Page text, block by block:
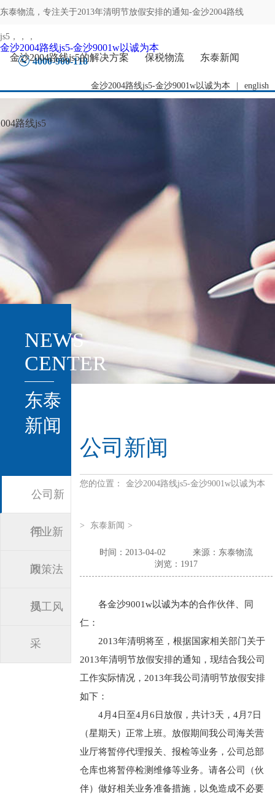
东泰物流，专注关于2013年清明节放假安排的通知-金沙2004路线
js5 ，，，
4000-900-118
金沙2004路线js5-金沙9001w以诚为本 english
金沙2004路线js5-金沙9001w以诚为本
金沙2004路线js5的解决方案
保税物流 东泰新闻
路线js5
NEWS
CENTER
东泰
新闻
公司新
闻
行业新
闻
政策法
规
员工风
采
公司新闻
您的位置： 金沙2004路线js5-金沙9001w以诚为本
> 东泰新闻 >
时间：2013-04-02
来源：东泰物流
浏览：1917
各金沙9001w以诚为本的合作伙伴、同
仁：
2013年清明将至，根据国家相关部门关于
2013年清明节放假安排的通知，现结合我公司
工作实际情况，2013年我公司清明节放假安排
如下：
4月4日至4月6日放假，共计3天，4月7日
（星期天）正常上班。放假期间我公司海关营
业厅将暂停代理报关、报检等业务，公司总部
仓库也将暂停检测维修等业务。请各公司（伙
伴）做好相关业务准备措施，以免造成不必要